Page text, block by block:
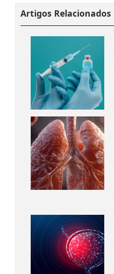
Artigos Relacionados